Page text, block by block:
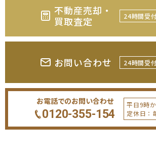
不動産売却・
買取査定
24時間受
お問い合わせ 24時間受
お電話でのお問い合わせ
0120-355-154
平日9時
定休日：